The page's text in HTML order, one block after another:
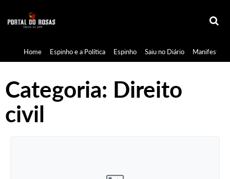
Home Espinho e a Política Espinho Saiu no Diário
Categoria: Direito
civil